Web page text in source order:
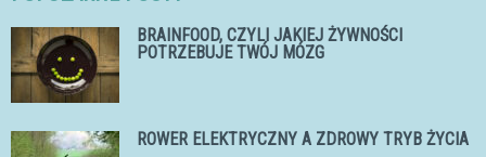
BRAINFOOD, CZYLI JAKIEJ ŻYWNOŚCI
POTRZEBUJE TWÓJ MÓZG
ROWER ELEKTRYCZNY A ZDROWY TRYB ŻYCIA